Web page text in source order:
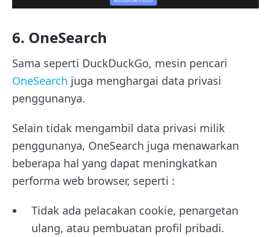
6. OneSearch
Sama seperti DuckDuckGo, mesin pencari
OneSearch juga menghargai data privasi
penggunanya.
Selain tidak mengambil data privasi milik
penggunanya, OneSearch juga menawarkan
beberapa hal yang dapat meningkatkan
performa web browser, seperti :
Tidak ada pelacakan cookie, penargetan
ulang, atau pembuatan profil pribadi.